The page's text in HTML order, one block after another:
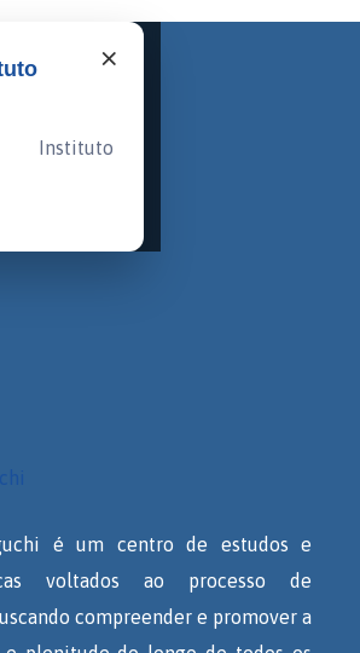
×
é um centro de estudos e
voltados ao processo de
compreender e promover a